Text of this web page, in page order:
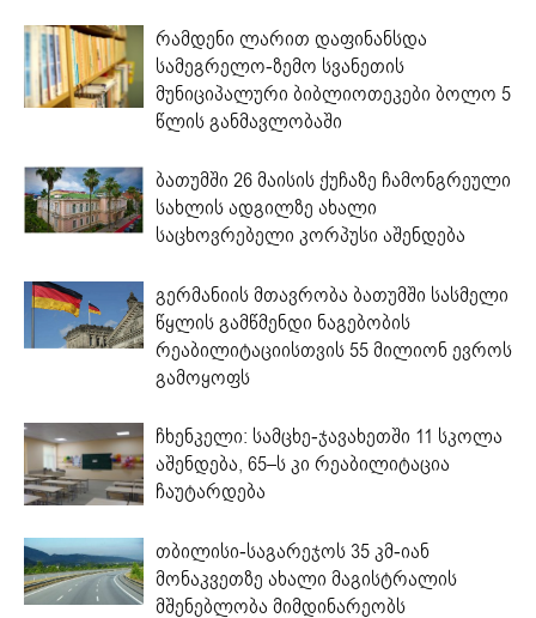
რამდენი ლარით დაფინანსდა
სამეგრელო-ზემო სვანეთის
მუნიციპალური ბიბლიოთეკები ბოლო 5
წლის განმავლობაში
ბათუმში 26 მაისის ქუჩაზე ჩამონგრეული
სახლის ადგილზე ახალი
საცხოვრებელი კორპუსი აშენდება
გერმანიის მთავრობა ბათუმში სასმელი
წყლის გამწმენდი ნაგებობის
რეაბილიტაციისთვის 55 მილიონ ევროს
გამოყოფს
ჩხენკელი: სამცხე-ჯავახეთში 11 სკოლა
აშენდება, 65–ს კი რეაბილიტაცია
ჩაუტარდება
თბილისი-საგარეჯოს 35 კმ-იან
მონაკვეთზე ახალი მაგისტრალის
მშენებლობა მიმდინარეობს